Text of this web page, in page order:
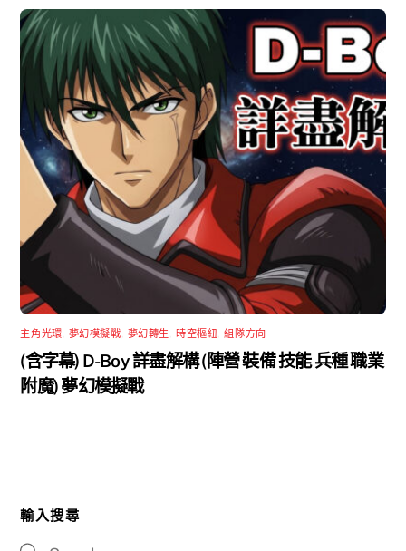
主角光環 夢幻模擬戰 夢幻轉生 時空樞紐 ,組隊方向
(含字幕) D-Boy 詳盡解構 (陣營 裝備 技能 兵種 職業
附魔) 夢幻模擬戰
輸入搜尋